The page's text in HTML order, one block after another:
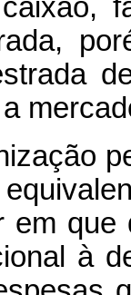
em
à